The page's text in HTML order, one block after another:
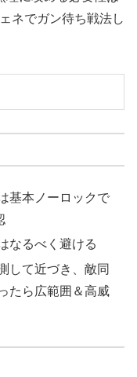
ネでガン待ち戦法し
基本ノーロックで
なるべく避ける
して近づき、敵同
たら広範囲＆高威